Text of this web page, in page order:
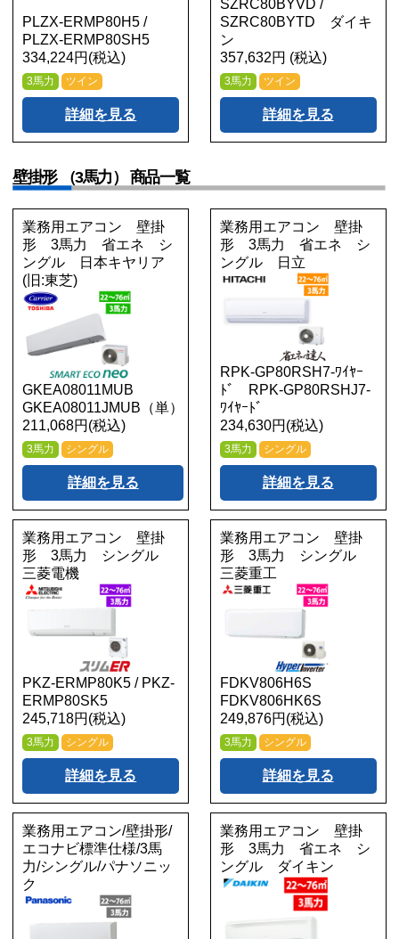
PLZX-ERMP80H5 /
PLZX-ERMP80SH5
334,224円(税込)
3馬力 ツイン
詳細を見る
SZRC80BYVD /
SZRC80BYTD ダイキ
ン
357,632円 (税込)
3馬力 ツイン
詳細を見る
壁掛形 （3馬力） 商品一覧
業務用エアコン 壁掛
形 3馬力 省エネ シ
ングル 日本キヤリア
(旧:東芝)
GKEA08011MUB
GKEA08011JMUB（単）
211,068円(税込)
3馬力 シングル
詳細を見る
業務用エアコン 壁掛
形 3馬力 省エネ シ
ングル 日立
RPK-GP80RSH7-ﾜｲﾔｰ
ﾄﾞ RPK-GP80RSHJ7-
ﾜｲﾔｰﾄﾞ
234,630円(税込)
3馬力 シングル
詳細を見る
業務用エアコン 壁掛
形 3馬力 シングル
三菱電機
PKZ-ERMP80K5 / PKZ-
ERMP80SK5
245,718円(税込)
3馬力 シングル
詳細を見る
業務用エアコン 壁掛
形 3馬力 シングル
三菱重工
FDKV806H6S
FDKV806HK6S
249,876円(税込)
3馬力 シングル
詳細を見る
業務用エアコン/壁掛形/
エコナビ標準仕様/3馬
力/シングル/パナソニッ
ク
業務用エアコン 壁掛
形 3馬力 省エネ シ
ングル ダイキン